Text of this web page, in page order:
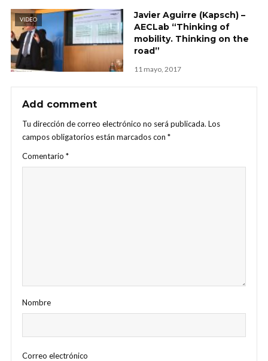
VIDEO
Javier Aguirre (Kapsch) –
AECLab “Thinking of
mobility. Thinking on the
road”
11 mayo, 2017
Add comment
Tu dirección de correo electrónico no será publicada. Los
campos obligatorios están marcados con *
Comentario *
Nombre
Correo electrónico